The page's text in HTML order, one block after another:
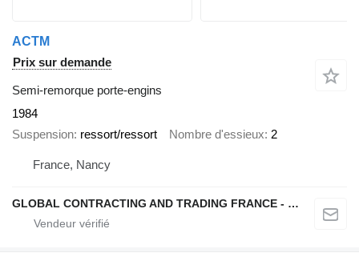
ACTM
Prix sur demande
Semi-remorque porte-engins
1984
Suspension ressort/ressort Nombre d'essieux 2
France, Nancy
GLOBAL CONTRACTING AND TRADING FRANCE - GCTF